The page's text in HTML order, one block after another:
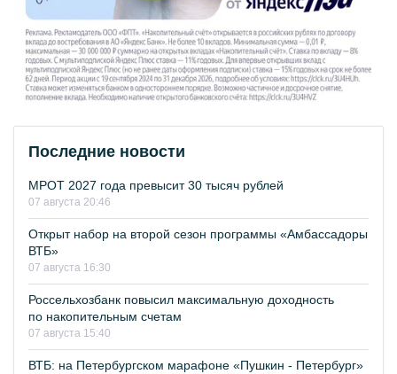
Последние новости
МРОТ 2027 года превысит 30 тысяч рублей
07 августа 20:46
Открыт набор на второй сезон программы «Амбассадоры
ВТБ»
07 августа 16:30
Россельхозбанк повысил максимальную доходность
по накопительным счетам
07 августа 15:40
ВТБ: на Петербургском марафоне «Пушкин - Петербург»